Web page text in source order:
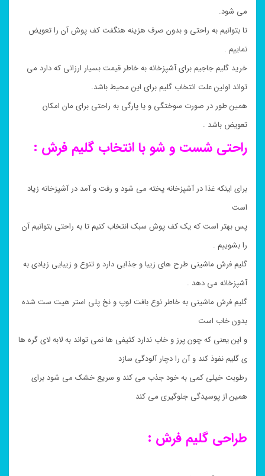
می شود.
تا بتوانیم به راحتی و بدون صرف هزینه هنگفت کف پوش آن را تعویض
نماییم .
خرید گلیم جاجیم برای آشپزخانه به خاطر قیمت بسیار ارزانی که دارد می
تواند اولین علت انتخاب گلیم برای این محیط باشد.
همین طور در صورت سوختگی و یا پارگی به راحتی برای مان امکان
تعویض باشد .
راحتی شست و شو با انتخاب گلیم فرش :
برای اینکه غذا در آشپزخانه پخته می شود و رفت و آمد در آشپزخانه زیاد
است
پس بهتر است که یک کف پوش سبک انتخاب کنیم تا به راحتی بتوانیم آن
را بشوییم .
گلیم فرش ماشینی طرح های زیبا و جذابی دارد و تنوع و زیبایی زیادی به
آشپزخانه می دهد .
گلیم فرش ماشینی به خاطر نوع بافت لوپ و نخ پلی استر هیت ست شده
بدون خاب است
و این یعنی که چون پرز و خاب ندارد کثیفی ها نمی تواند به لابه لای گره ها
ی گلیم نفوذ کند و آن را دچار آلودگی سازد
رطوبت خیلی کمی به خود جذب می کند و سریع خشک می شود برای
همین از پوسیدگی جلوگیری می کند
طراحی گلیم فرش :